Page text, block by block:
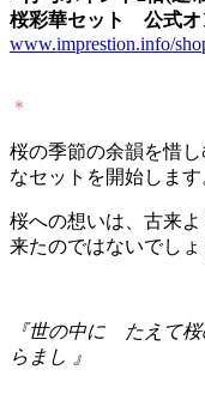
桜彩華セット 公式オ
www.imprestion.info/
＊
桜の季節の余韻を惜
なセットを開始します
桜への想いは、古来
来たのではないでしょ
『世の中に たえて
らまし 』
在原